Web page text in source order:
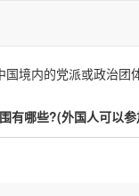
国境内的党派或政治团
有哪些?(外国人可以